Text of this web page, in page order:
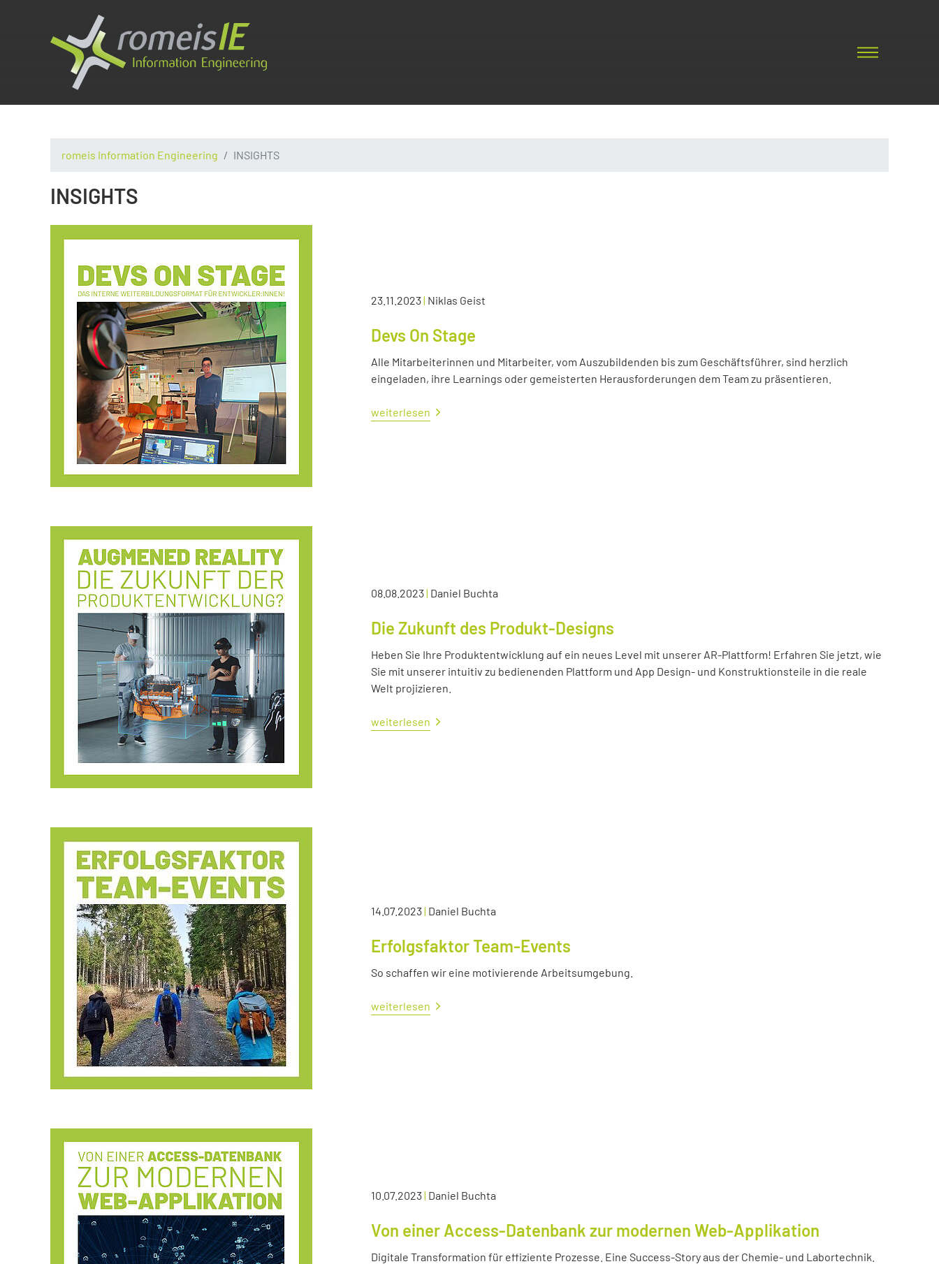
romeis Information Engineering INSIGHTS
INSIGHTS
23.11.2023| Niklas Geist
Devs On Stage
Alle Mitarbeiterinnen und Mitarbeiter, vom Auszubildenden bis zum Geschäftsführer, sind herzlich
eingeladen, ihre Learnings oder gemeisterten Herausforderungen dem Team zu präsentieren.
weiterlesen
08.08.2023| Daniel Buchta
Die Zukunft des Produkt-Designs
Heben Sie Ihre Produktentwicklung auf ein neues Level mit unserer AR-Plattform! Erfahren Sie jetzt, wie
Sie mit unserer intuitiv zu bedienenden Plattform und App Design- und Konstruktionsteile in die reale
Welt projizieren.
weiterlesen
14.07.2023| Daniel Buchta
Erfolgsfaktor Team-Events
So schaffen wir eine motivierende Arbeitsumgebung.
weiterlesen
10.07.2023| Daniel Buchta
Von einer Access-Datenbank zur modernen Web-Applikation
Digitale Transformation für effiziente Prozesse. Eine Success-Story aus der Chemie- und Labortechnik.